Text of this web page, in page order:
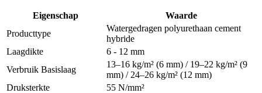
Eigenschap
Waarde
Producttype
Watergedragen polyurethaan cement
hybride
Laagdikte
6 - 12 mm
Verbruik Basislaag
13–16 kg/m² (6 mm) / 19–22 kg/m² (9
mm) / 24–26 kg/m² (12 mm)
Druksterkte
55 N/mm²